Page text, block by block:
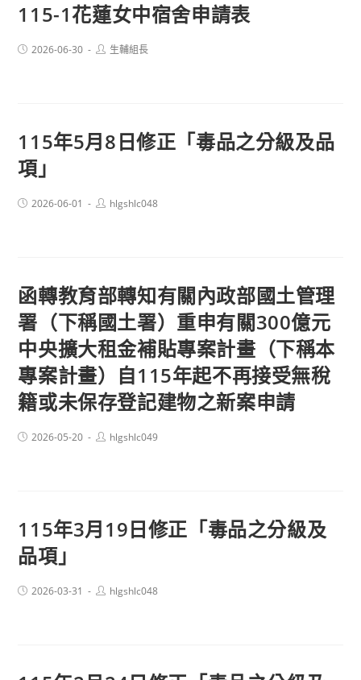
115-1花蓮女中宿舍申請表
Post2026-06-30
Post生輔組長
115年5月8日修正「毒品之分級及品
項」
Post2026-06-01
Posthlgshlc048
函轉教育部轉知有關內政部國土管理
署（下稱國土署）重申有關300億元
中央擴大租金補貼專案計畫（下稱本
專案計畫）自115年起不再接受無稅
籍或未保存登記建物之新案申請
Post2026-05-20
Posthlgshlc049
115年3月19日修正「毒品之分級及
品項」
Post2026-03-31
Posthlgshlc048